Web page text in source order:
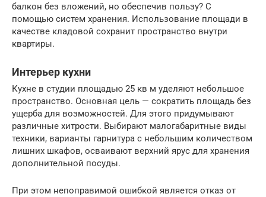
балкон без вложений, но обеспечив пользу? С
помощью систем хранения. Использование площади в
качестве кладовой сохранит пространство внутри
квартиры.
Интерьер кухни
Кухне в студии площадью 25 кв м уделяют небольшое
пространство. Основная цель — сократить площадь без
ущерба для возможностей. Для этого придумывают
различные хитрости. Выбирают малогабаритные виды
техники, варианты гарнитура с небольшим количеством
лишних шкафов, осваивают верхний ярус для хранения
дополнительной посуды.
При этом непоправимой ошибкой является отказ от